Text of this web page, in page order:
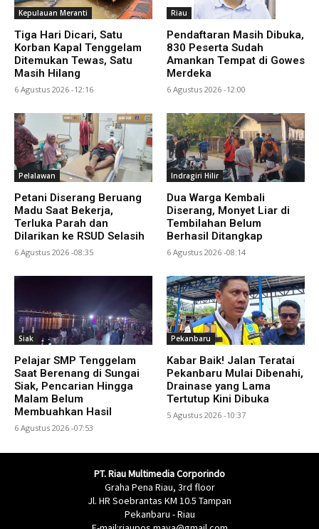
Kepulauan Meranti
Tiga Hari Dicari, Satu
Korban Kapal Tenggelam
Ditemukan Tewas, Satu
Masih Hilang
6 Agustus 2026 -12:16
Riau
Pendaftaran Masih Dibuka,
830 Peserta Sudah
Amankan Tempat di Gowes
Merdeka
6 Agustus 2026 -12:00
Pelalawan
Petani Diserang Beruang
Madu Saat Bekerja,
Terluka Parah dan
Dilarikan ke RSUD Selasih
6 Agustus 2026 -08:35
Indragiri Hilir
Dua Warga Kembali
Diserang, Monyet Liar di
Tembilahan Belum
Berhasil Ditangkap
6 Agustus 2026 -08:14
Siak
Pelajar SMP Tenggelam
Saat Berenang di Sungai
Siak, Pencarian Hingga
Malam Belum
Membuahkan Hasil
6 Agustus 2026 -07:53
Pekanbaru
Kabar Baik! Jalan Teratai
Pekanbaru Mulai Dibenahi,
Drainase yang Lama
Tertutup Kini Dibuka
5 Agustus 2026 -10:37
PT. Riau Multimedia Corporindo
Graha Pena Riau, 3rd floor
Jl. HR Soebrantas KM 10.5 Tampan
Pekanbaru - Riau